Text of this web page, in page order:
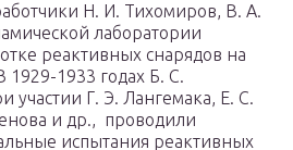
Н. И. Тихомиров, В. А.
лаборатории
реактивных снарядов на
1933 годах Б. С.
участии Г. Э. Лангемака, Е. С.
и др., проводили
испытания реактивных